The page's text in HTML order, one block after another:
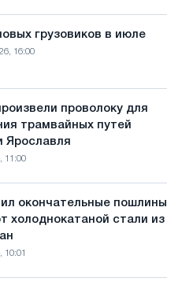
грузовиков в июле
16:00
проволоку для
трамвайных путей
Ярославля
11:00
окончательные пошлины
холоднокатаной стали из
10:01